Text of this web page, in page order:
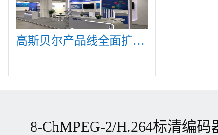
高斯贝尔产品线全面扩展，众多新产品亮相CommunicAsia 2019
8-ChMPEG-2/H.264标清编码